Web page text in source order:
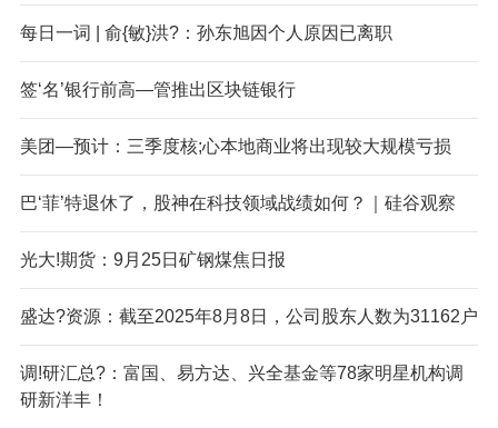
每日一词 | 俞{敏}洪?：孙东旭因个人原因已离职
签‘名’银行前高—管推出区块链银行
美团—预计：三季度核;心本地商业将出现较大规模亏损
巴‘菲’特退休了，股神在科技领域战绩如何？｜硅谷观察
光大!期货：9月25日矿钢煤焦日报
盛达?资源：截至2025年8月8日，公司股东人数为31162户
调!研汇总?：富国、易方达、兴全基金等78家明星机构调
研新洋丰！